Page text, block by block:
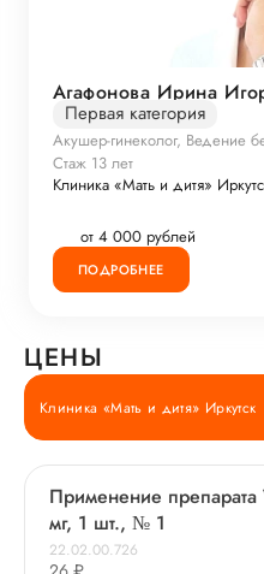
Агафонова Ирина
Первая категория
Акушер-гинеколог, Ведение
Стаж 13 лет
Клиника «Мать и дитя»
от 4 000 рублей
ПОДРОБНЕЕ
ЦЕНЫ
Клиника «Мать и дитя» Иркутск
Применение
мг, 1 шт., № 1
22.02.00.726